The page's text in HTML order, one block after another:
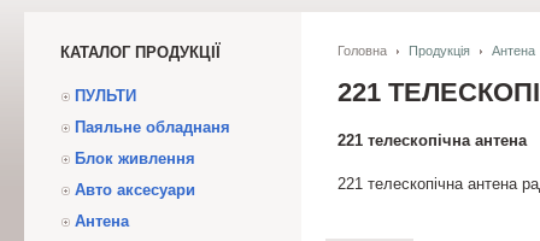
КАТАЛОГ ПРОДУКЦІЇ
ПУЛЬТИ
Паяльне обладнаня
Блок живлення
Авто аксесуари
Антена
Головна Продукція Антена
221
221 телескопічна антена
221 телескопічна антена